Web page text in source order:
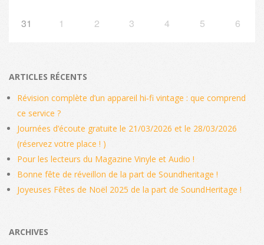
31 1 2 3 4 5 6
ARTICLES RÉCENTS
Révision complète d’un appareil hi‑fi vintage : que comprend
ce service ?
Journées d’écoute gratuite le 21/03/2026 et le 28/03/2026
(réservez votre place ! )
Pour les lecteurs du Magazine Vinyle et Audio !
Bonne fête de réveillon de la part de Soundheritage !
Joyeuses Fêtes de Noël 2025 de la part de SoundHeritage !
ARCHIVES